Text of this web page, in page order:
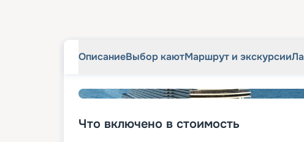
ОписаниеВыбор каютМаршрут и экскурсии
Что включено в стоимость